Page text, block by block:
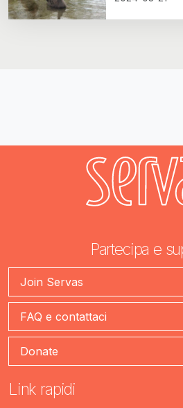
Partecipa e
Join Servas
FAQ e contattaci
Donate
Link rapidi